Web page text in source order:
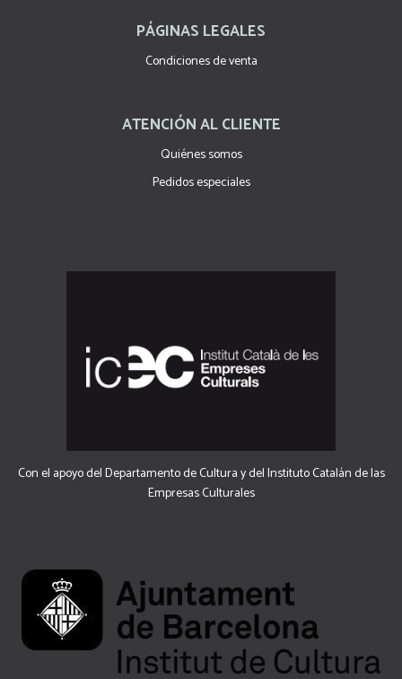
PÁGINAS LEGALES
Condiciones de venta
ATENCIÓN AL CLIENTE
Quiénes somos
Pedidos especiales
Con el apoyo del Departamento de Cultura y del Instituto Catalán de las
Empresas Culturales